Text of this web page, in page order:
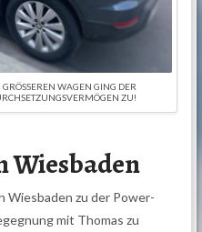
WAGEN GING DER K
ZU!
Wiesbaden
Wiesbaden zu der Power-
mit Thomas zu